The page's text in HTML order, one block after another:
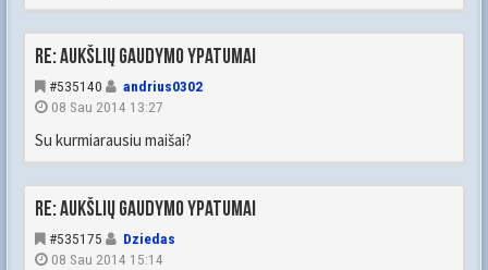
Re: Aukšlių gaudymo ypatumai
#535140
andrius0302
08 Sau 2014 13:27
Su kurmiarausiu maišai?
Re: Aukšlių gaudymo ypatumai
#535175
Dziedas
08 Sau 2014 15:14